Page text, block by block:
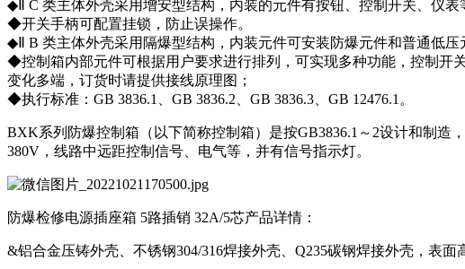
◆Ⅱ C 类主体外壳采用增安型结构，内装的元件有按钮、控制开关、仪表
◆开关手柄可配置挂锁，防止误操作。
◆Ⅱ B 类主体外壳采用隔爆型结构，内装元件可安装防爆元件和普通低压
◆控制箱内部元件可根据用户要求进行排列，可实现多种功能，控制开
变化多端，订货时请提供接线原理图；
◆执行标准：GB 3836.1、GB 3836.2、GB 3836.3、GB 12476.1。
BXK系列防爆控制箱（以下简称控制箱）是按GB3836.1～2设计和制造
380V，线路中远距控制信号、电气等，并有信号指示灯。
防爆检修电源插座箱 5路插销 32A/5芯产品详情：
&铝合金压铸外壳、不锈钢304/316焊接外壳、Q235碳钢焊接外壳，表面